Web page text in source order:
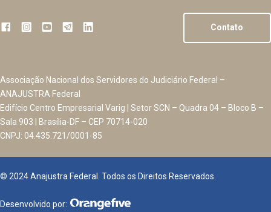
Contato
Associação Nacional dos Servidores do Judiciário Federal –
ANAJUSTRA Federal
Edifício Centro Empresarial Varig | Setor SCN – Quadra 04 – Bloco B –
Sala 903 | Brasília-DF – CEP 70714-020
CNPJ: 04.435.721/0001-85
© 2024 Anajustra Federal. Todos os Direitos Reservados.
Desenvolvido por: